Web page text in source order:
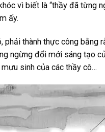
vì biết là “thầy đã từng
ấy.
phải thành thực công
ngừng đổi mới sáng tạo
sinh của các thầy cô…